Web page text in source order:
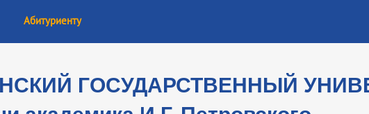
Абитуриенту
ГОСУДАРСТВЕННЫЙ